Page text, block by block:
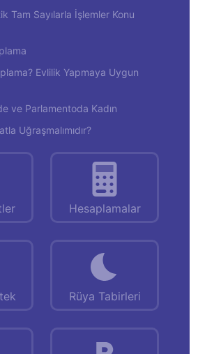
Tam Sayılarla İşlemler Konu
Evlilik Yapmaya Uygun
ve Parlamentoda Kadın
Uğraşmalımıdır?
Hesaplamalar
Rüya Tabirleri